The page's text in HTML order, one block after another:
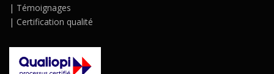
| Témoignages
| Certification qualité